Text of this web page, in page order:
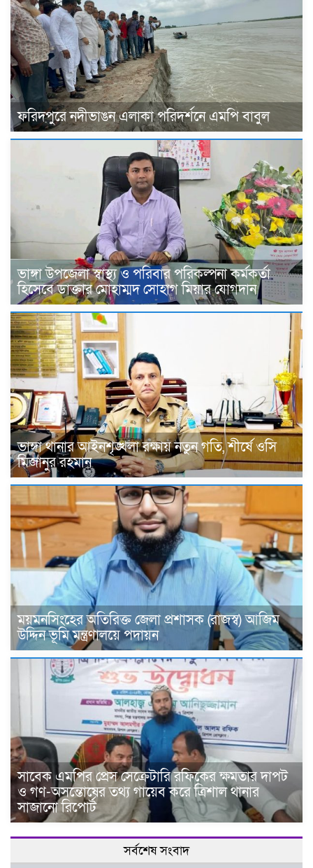
ফরিদপুরে নদীভাঙন এলাকা পরিদর্শনে এমপি বাবুল
ভাঙ্গা উপজেলা স্বাস্থ্য ও পরিবার পরিকল্পনা কর্মকর্তা
হিসেবে ডাক্তার মোহাম্মদ সোহাগ মিয়ার যোগদান
ভাঙ্গা থানার আইনশৃঙ্খলা রক্ষায় নতুন গতি, শীর্ষে ওসি
মিজানুর রহমান
ময়মনসিংহের অতিরিক্ত জেলা প্রশাসক (রাজস্ব) আজিম
উদ্দিন ভূমি মন্ত্রণালয়ে পদায়ন
সাবেক এমপির প্রেস সেক্রেটারি রফিকের ক্ষমতার দাপট
ও গণ-অসন্তোষের তথ্য গায়েব করে ত্রিশাল থানার
সাজানো রিপোর্ট
সর্বশেষ সংবাদ